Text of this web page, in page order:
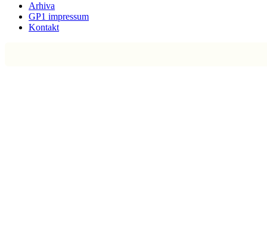
Arhiva
GP1 impressum
Kontakt